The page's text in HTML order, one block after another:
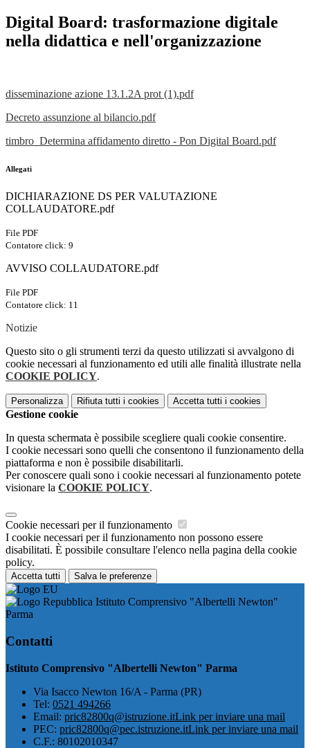
Digital Board: trasformazione digitale
nella didattica e nell'organizzazione
disseminazione azione 13.1.2A prot (1).pdf
Decreto assunzione al bilancio.pdf
timbro_Determina affidamento diretto - Pon Digital Board.pdf
Allegati
DICHIARAZIONE DS PER VALUTAZIONE
COLLAUDATORE.pdf
File PDF
Contatore click: 9
AVVISO COLLAUDATORE.pdf
File PDF
Contatore click: 11
Notizie
Questo sito o gli strumenti terzi da questo utilizzati si avvalgono di
cookie necessari al funzionamento ed utili alle finalità illustrate nella
COOKIE POLICY.
Personalizza Rifiuta tutti i cookies Accetta tutti i cookies
Gestione cookie
In questa schermata è possibile scegliere quali cookie consentire.
I cookie necessari sono quelli che consentono il funzionamento della
piattaforma e non è possibile disabilitarli.
Per conoscere quali sono i cookie necessari al funzionamento potete
visionare la COOKIE POLICY.
Cookie necessari per il funzionamento
I cookie necessari per il funzionamento non possono essere
disabilitati. È possibile consultare l'elenco nella pagina della cookie
policy.
Accetta tutti Salva le preferenze
Istituto Comprensivo "Albertelli Newton"
Parma
Contatti
Istituto Comprensivo "Albertelli Newton" Parma
Via Isacco Newton 16/A - Parma (PR)
Tel: 0521 494266
Email: pric82800q@istruzione.itLink per inviare una mail
PEC: pric82800q@pec.istruzione.itLink per inviare una mail
C.F.: 80102010347